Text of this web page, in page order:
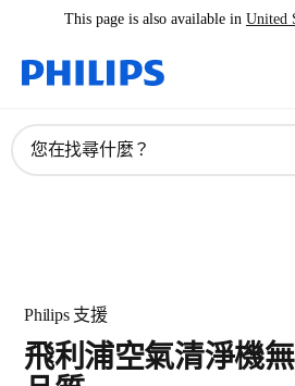
This page is also available in United
您在找尋什麼？
Philips 支援
飛利浦空氣清淨機